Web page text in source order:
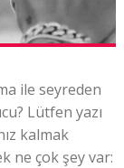
ile seyreden
Lütfen yazı
kalmak
ne çok şey var: